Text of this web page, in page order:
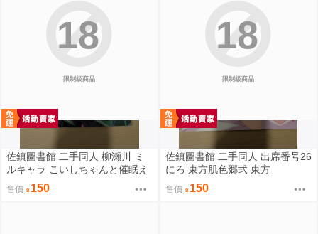
限制級商品
18
佐鎮圖書館 二手同人 柳瀬川 ミ
ルキャラ こいしちゃんと催眠え
っち 2 東方
售價 150
限制級商品
18
佐鎮圖書館 二手同人 出席番号26
にろ 東方肌色郷弐 東方
售價 150